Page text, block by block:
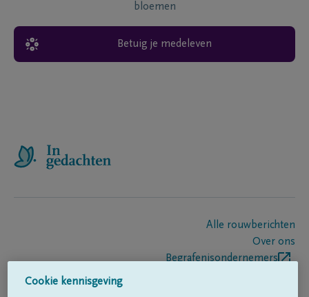
bloemen
Betuig je medeleven
Alle rouwberichten
Over ons
Begrafenisondernemers
Cookie kennisgeving